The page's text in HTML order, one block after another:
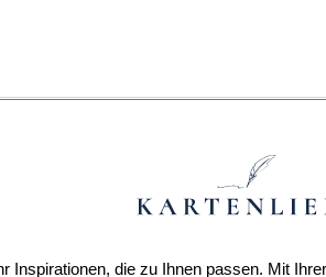
Inspirationen, die zu Ihnen passen. Mit